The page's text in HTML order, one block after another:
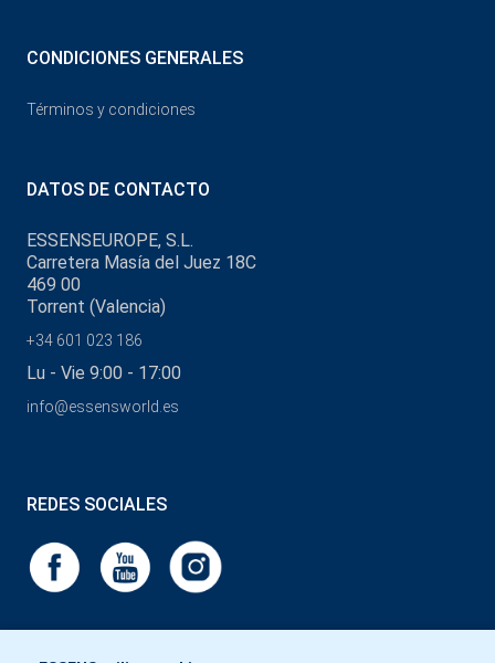
CONDICIONES GENERALES
Términos y condiciones
DATOS DE CONTACTO
ESSENSEUROPE, S.L.
Carretera Masía del Juez 18C
469 00
Torrent (Valencia)
+34 601 023 186
Lu - Vie 9:00 - 17:00
info@essensworld.es
REDES SOCIALES